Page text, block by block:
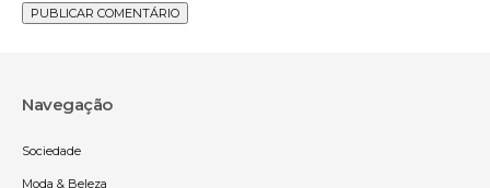
Navegação
Sociedade
Moda & Beleza